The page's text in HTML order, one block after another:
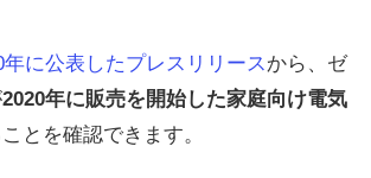
に公表したプレスリリース から、ゼ
2020年に販売を開始した家庭向け電気
とを確認できます。